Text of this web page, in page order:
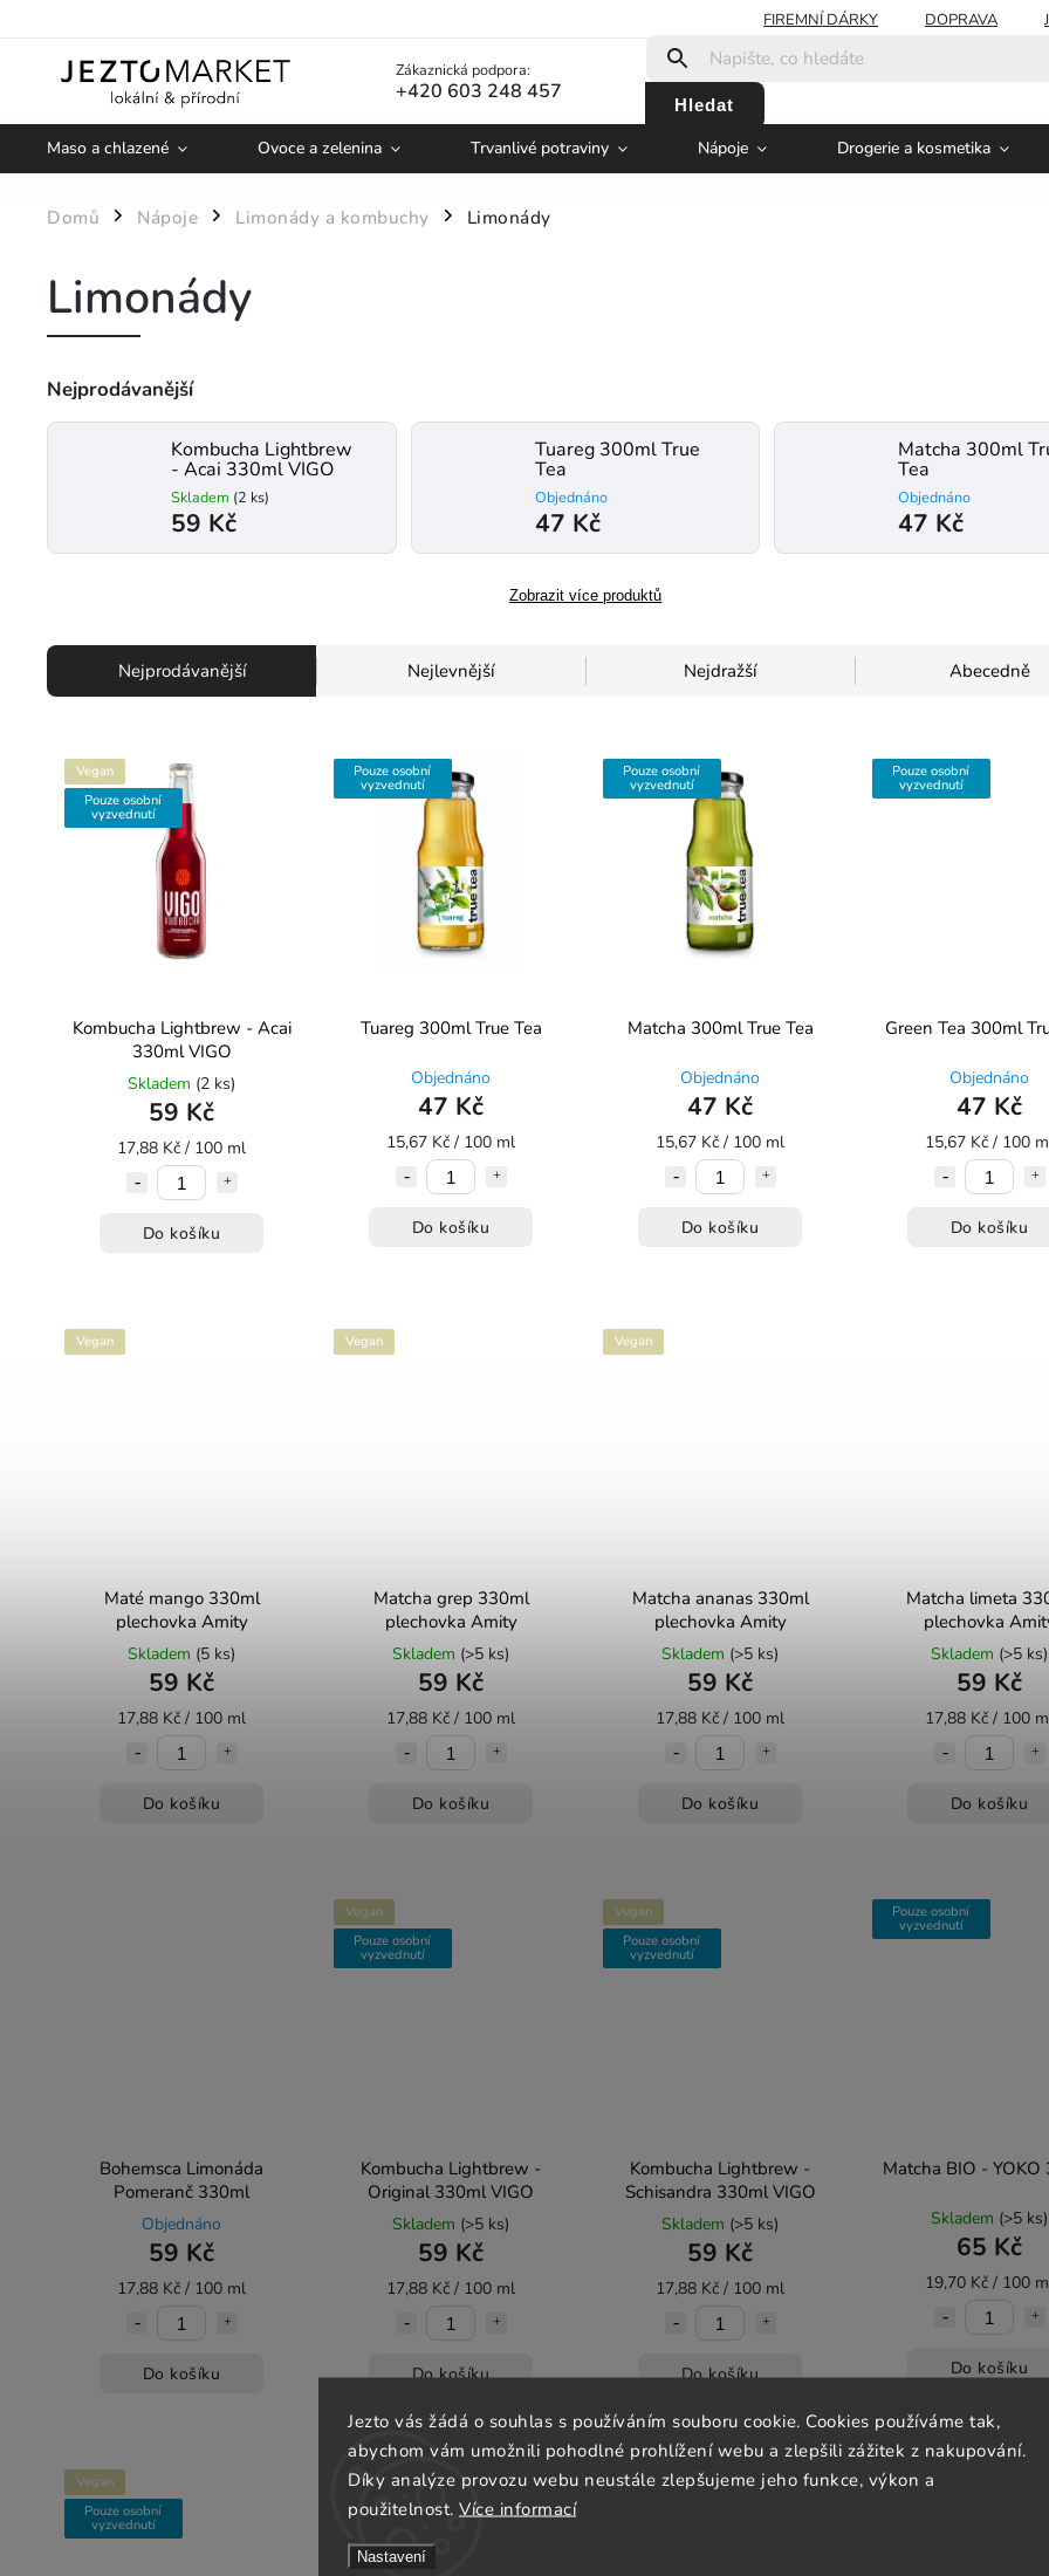
Jezto vás žádá o souhlas s používáním souboru cookie. Cookies používáme tak,
abychom vám umožnili pohodlné prohlížení webu a zlepšili zážitek z nakupování.
Díky analýze provozu webu neustále zlepšujeme jeho funkce, výkon a
použitelnost. Více informací
Nastavení
FIREMNÍ DÁRKY DOPRAVA
Zákaznická podpora:
+420 603 248 457
Hledat
Maso a chlazené Ovoce a zelenina Trvanlivé potraviny Nápoje Drogerie a kosmetika
Domů / Nápoje / Limonády a kombuchy / Limonády
Limonády
Nejprodávanější
Kombucha Lightbrew
- Acai 330ml VIGO
Skladem (2 ks)
59 Kč
Tuareg 300ml True
Tea
Objednáno
47 Kč
Matcha 300ml
Tea
Objednáno
47 Kč
Zobrazit více produktů
Nejprodávanější Nejlevnější Nejdražší Abecedně
Vegan
Pouze osobní
vyzvednutí
Kombucha Lightbrew - Acai
330ml VIGO
Skladem (2 ks)
59 Kč
17,88 Kč / 100 ml
Do košíku
Pouze osobní
vyzvednutí
Tuareg 300ml True Tea
Objednáno
47 Kč
15,67 Kč / 100 ml
Do košíku
Pouze osobní
vyzvednutí
Matcha 300ml True Tea
Objednáno
47 Kč
15,67 Kč / 100 ml
Do košíku
Pouze osobní
vyzvednutí
Green Tea 300ml
Objednáno
47 Kč
15,67 Kč / 100
Do košíku
Vegan
Maté mango 330ml
plechovka Amity
Skladem (5 ks)
59 Kč
17,88 Kč / 100 ml
Do košíku
Vegan
Matcha grep 330ml
plechovka Amity
Skladem (>5 ks)
59 Kč
17,88 Kč / 100 ml
Do košíku
Vegan
Matcha ananas 330ml
plechovka Amity
Skladem (>5 ks)
59 Kč
17,88 Kč / 100 ml
Do košíku
Matcha limeta
plechovka
Skladem (>5 ks)
59 Kč
17,88 Kč / 100
Do košíku
Bohemsca Limonáda
Pomeranč 330ml
Objednáno
59 Kč
17,88 Kč / 100 ml
Do košíku
Vegan
Pouze osobní
vyzvednutí
Kombucha Lightbrew -
Original 330ml VIGO
Skladem (>5 ks)
59 Kč
17,88 Kč / 100 ml
Do košíku
Vegan
Pouze osobní
vyzvednutí
Kombucha Lightbrew -
Schisandra 330ml VIGO
Skladem (>5 ks)
59 Kč
17,88 Kč / 100 ml
Do košíku
Pouze osobní
vyzvednutí
Matcha BIO - YOKO
Skladem (>5 ks)
65 Kč
19,70 Kč / 100
Do košíku
Vegan
Pouze osobní
vyzvednutí
BIO
Pouze osobní
Pouze osobní
BIO